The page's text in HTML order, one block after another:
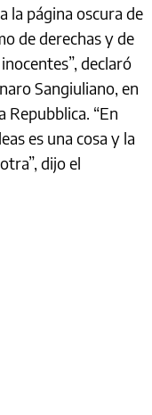
la página oscura de
de derechas y de
declaró
Sangiuliano, en
Repubblica. “En
es una cosa y la
dijo el